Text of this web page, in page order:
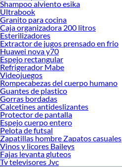
Shampoo alviento esika
Ultrabook
Granito para cocina
Caja organizadora 200 litros
Esterilizadores
Extractor de jugos prensado en frio
Huawei nova y70
Espejo rectangular
Refrigerador Mabe
Videojuegos
Rompecabezas del cuerpo humano
Guantes de plastico
Gorras bordadas
Calcetines antideslizantes
Protector de pantalla
Espejo cuerpo entero
Pelota de futsal
Zapatillas hombre Zapatos casuales
Vinos y licores Baileys
Fajas levanta gluteos
Tv televisores Jvc